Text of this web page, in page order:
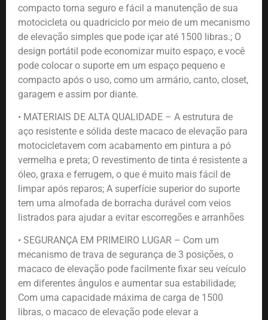
compacto torna seguro e fácil a manutenção de sua
motocicleta ou quadriciclo por meio de um mecanismo
de elevação simples que pode içar até 1500 libras.; O
design portátil pode economizar muito espaço, e você
pode colocar o suporte em um espaço pequeno e
compacto após o uso, como um armário, canto, closet,
garagem e assim por diante.
• MATERIAIS DE ALTA QUALIDADE – A estrutura de
aço resistente e sólida deste macaco de elevação para
motocicletavem com acabamento em pintura a pó
vermelha e preta; O revestimento de tinta é resistente a
óleo, graxa e ferrugem, o que é muito mais fácil de
limpar após reparos; A superfície superior do suporte
tem uma almofada de borracha durável com veios
listrados para ajudar a evitar escorregões e arranhões
• SEGURANÇA EM PRIMEIRO LUGAR – Com um
mecanismo de trava de segurança de 3 posições, o
macaco de elevação pode facilmente fixar seu veículo
em diferentes ângulos e aumentar sua estabilidade;
Com uma capacidade máxima de carga de 1500
libras, o macaco de elevação pode elevar a